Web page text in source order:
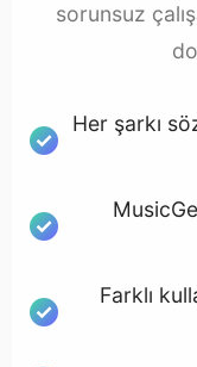
sorunsuz
Her şarkı
Farklı